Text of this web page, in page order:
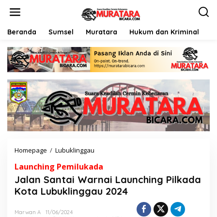
Beranda Sumsel Muratara Hukum dan Kriminal
Homepage / Lubuklinggau
l
a
n
S
Launching Pemilukada
Jalan Santai Warnai Launching Pilkada
Kota Lubuklinggau 2024
Marwan A
11/06/2024